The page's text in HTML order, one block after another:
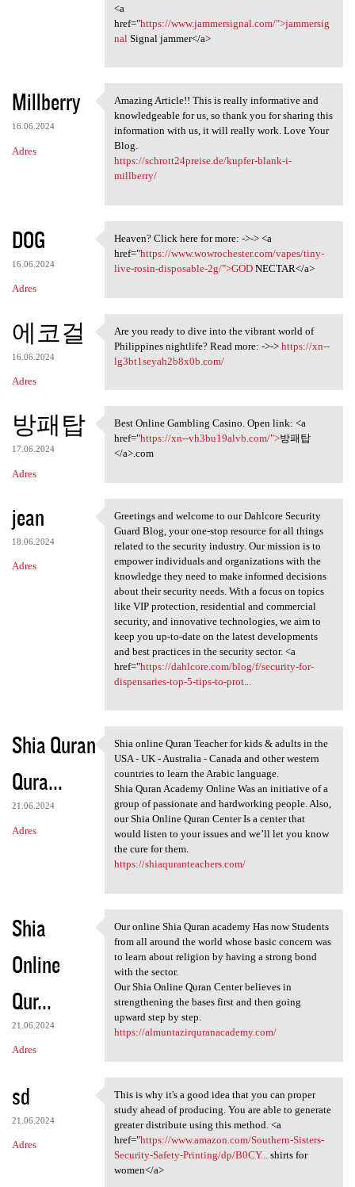
<a
href="https://www.jammersignal.com/">jammersig
nal Signal jammer</a>
Millberry
16.06.2024
Adres
Amazing Article!! This is
Amazing Article!! This is really informative and
knowledgeable for us, so thank you for sharing this
information with us, it will really work. Love Your
Blog.
https://schrott24preise.de/kupfer-blank-i-
millberry/
DOG
16.06.2024
Adres
Heaven? Click here for more:
Heaven? Click here for more: ->-> <a
href="https://www.wowrochester.com/vapes/tiny-
live-rosin-disposable-2g/">GODNECTAR</a>
에코걸
16.06.2024
Adres
Are you ready to dive into
Are you ready to dive into the vibrant world of
Philippines nightlife? Read more: ->-> https://xn--
lg3bt1seyah2b8x0b.com/
방패탑
17.06.2024
Adres
Best Online Gambling Casino.
Best Online Gambling Casino. Open link: <a
href="https://xn--vh3bu19alvb.com/">방패탑
</a>.com
jean
18.06.2024
Adres
Greetings and welcome to our
Greetings and welcome to our Dahlcore Security
Guard Blog, your one-stop resource for all things
related to the security industry. Our mission is to
empower individuals and organizations with the
knowledge they need to make informed decisions
about their security needs. With a focus on topics
like VIP protection, residential and commercial
security, and innovative technologies, we aim to
keep you up-to-date on the latest developments
and best practices in the security sector. <a
href="https://dahlcore.com/blog/f/security-for-
dispensaries-top-5-tips-to-prot...
Shia Quran
Qura...
21.06.2024
Adres
Shia online Quran Teacher for
Shia online Quran Teacher for kids & adults in the
USA - UK - Australia - Canada and other western
countries to learn the Arabic language.
Shia Quran Academy Online Was an initiative of a
group of passionate and hardworking people. Also,
our Shia Online Quran Center Is a center that
would listen to your issues and we’ll let you know
the cure for them.
https://shiaquranteachers.com/
Shia
Online
Qur...
21.06.2024
Adres
Our online Shia Quran academy
Our online Shia Quran academy Has now Students
from all around the world whose basic concern was
to learn about religion by having a strong bond
with the sector.
Our Shia Online Quran Center believes in
strengthening the bases first and then going
upward step by step.
https://almuntazirquranacademy.com/
sd
21.06.2024
Adres
This is why it's a good idea
This is why it's a good idea that you can proper
study ahead of producing. You are able to generate
greater distribute using this method. <a
href="https://www.amazon.com/Southern-Sisters-
Security-Safety-Printing/dp/B0CY...
shirts for
women</a>